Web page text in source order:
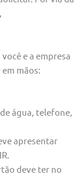
e a empresa
mãos:
água, telefone,
apresentar
deve ter no